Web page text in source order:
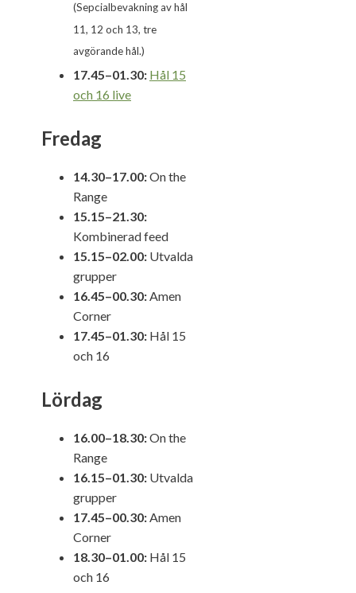
(Sepcialbevakning av hål
11, 12 och 13, tre
avgörande hål.)
17.45–01.30: Hål 15
och 16 live
Fredag
14.30–17.00:On the
Range
15.15–21.30:
Kombinerad feed
15.15–02.00: Utvalda
grupper
16.45–00.30:Amen
Corner
17.45–01.30: Hål 15
och 16
Lördag
16.00–18.30:On the
Range
16.15–01.30: Utvalda
grupper
17.45–00.30:Amen
Corner
18.30–01.00: Hål 15
och 16